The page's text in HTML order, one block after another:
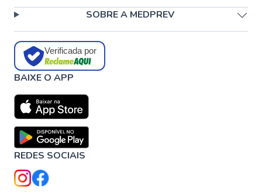
SOBRE A MEDPREV
Verificada por
BAIXE O APP
REDES SOCIAIS